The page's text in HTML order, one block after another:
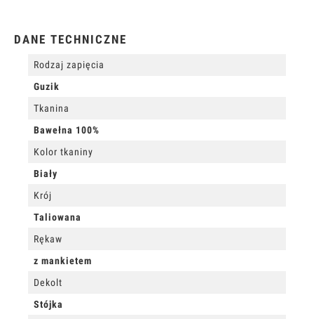
DANE TECHNICZNE
Rodzaj zapięcia
Guzik
Tkanina
Bawełna 100%
Kolor tkaniny
Biały
Krój
Taliowana
Rękaw
z mankietem
Dekolt
Stójka